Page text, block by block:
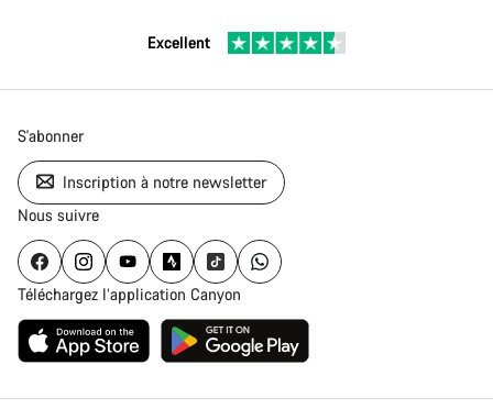
Excellent
S'abonner
Inscription à notre newsletter
Nous suivre
Téléchargez l’application Canyon